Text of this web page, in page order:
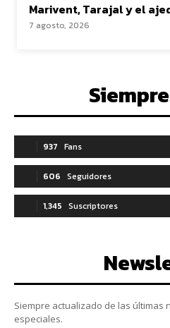
Marivent, Tarajal y el
7 agosto, 2026
937 Fans
606 Seguidores
1,345 Suscriptores
Siempre actualizado de las últimas
especiales.